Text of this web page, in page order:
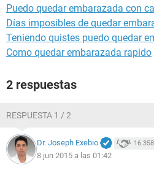
Puedo quedar embarazada con
Días imposibles de quedar
Teniendo quistes puedo quedar
Como quedar embarazada rapido
2 respuestas
RESPUESTA 1 / 2
Dr. Joseph Exebio 16.358
8 jun 2015 a las 01:42